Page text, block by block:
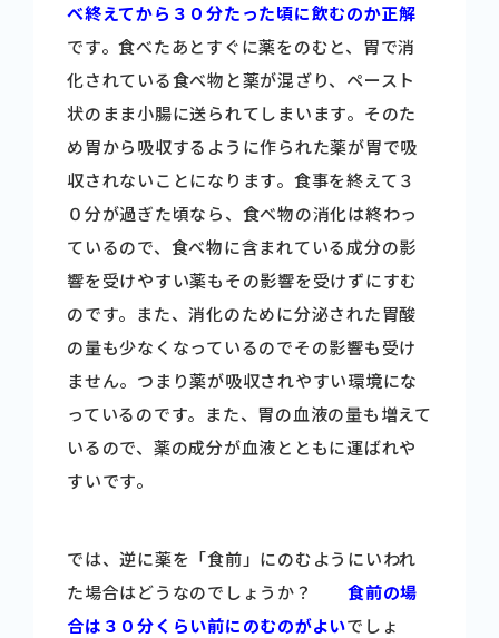
商品情報
健康情報
お問い合わせ
採用情報
べ終えてから３０分たった頃に飲むのか正解
です。食べたあとすぐに薬をのむと、胃で消
化されている食べ物と薬が混ざり、ペースト
状のまま小腸に送られてしまいます。そのた
め胃から吸収するように作られた薬が胃で吸
収されないことになります。食事を終えて３
０分が過ぎた頃なら、食べ物の消化は終わっ
ているので、食べ物に含まれている成分の影
響を受けやすい薬もその影響を受けずにすむ
のです。また、消化のために分泌された胃酸
の量も少なくなっているのでその影響も受け
ません。つまり薬が吸収されやすい環境にな
っているのです。また、胃の血液の量も増えて
いるので、薬の成分が血液とともに運ばれや
すいです。
では、逆に薬を「食前」にのむようにいわれ
た場合はどうなのでしょうか？ 食前の場
合は３０分くらい前にのむのがよいでしょ